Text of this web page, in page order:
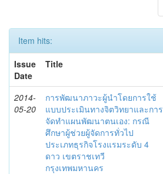
Item hits:
Issue
Date
Title
2014-
05-20
การพัฒนาภาวะผู้นำโดยการใช้
แบบประเมินทางจิตวิทยาและการ
จัดทำแผนพัฒนาตนเอง: กรณี
ศึกษาผู้ช่วยผู้จัดการทั่วไป
ประเภทธุรกิจโรงแรมระดับ 4
ดาว เขตราชเทวี
กรุงเทพมหานคร